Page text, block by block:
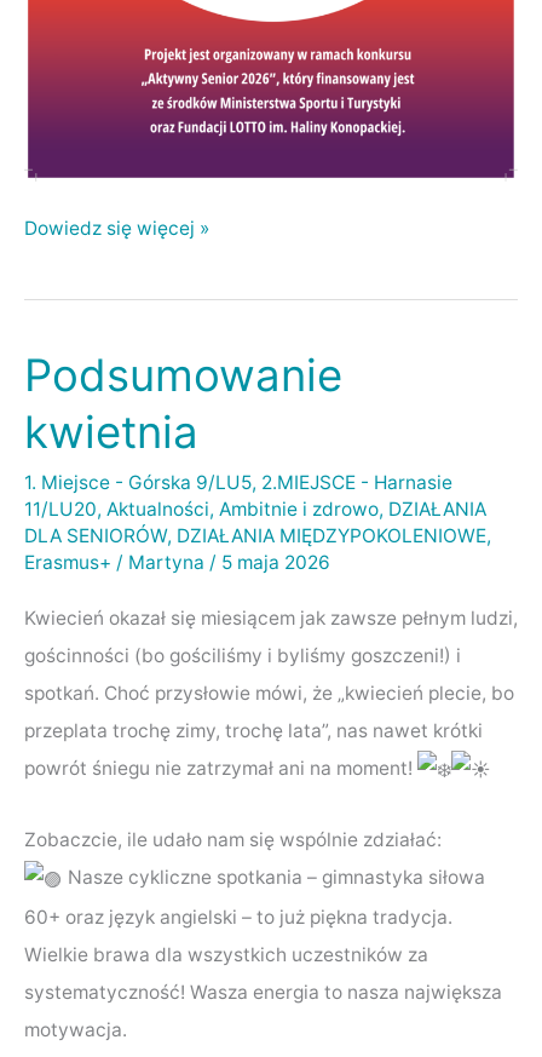
Dowiedz się więcej »
Podsumowanie
kwietnia
1. Miejsce - Górska 9/LU5, 2.MIEJSCE - Harnasie
11/LU20, Aktualności, Ambitnie i zdrowo, DZIAŁANIA
DLA SENIORÓW, DZIAŁANIA MIĘDZYPOKOLENIOWE,
Erasmus+ / Martyna / 5 maja 2026
Kwiecień okazał się miesiącem jak zawsze pełnym ludzi,
gościnności (bo gościliśmy i byliśmy goszczeni!) i
spotkań. Choć przysłowie mówi, że „kwiecień plecie, bo
przeplata trochę zimy, trochę lata”, nas nawet krótki
powrót śniegu nie zatrzymał ani na moment!
Zobaczcie, ile udało nam się wspólnie zdziałać:
Nasze cykliczne spotkania – gimnastyka siłowa
60+ oraz język angielski – to już piękna tradycja.
Wielkie brawa dla wszystkich uczestników za
systematyczność! Wasza energia to nasza największa
motywacja.
Podsumowanie